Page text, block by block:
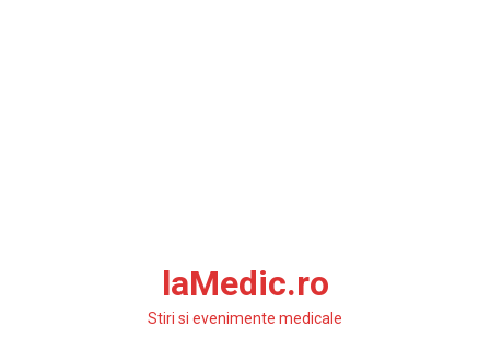
laMedic.ro
Stiri si evenimente medicale